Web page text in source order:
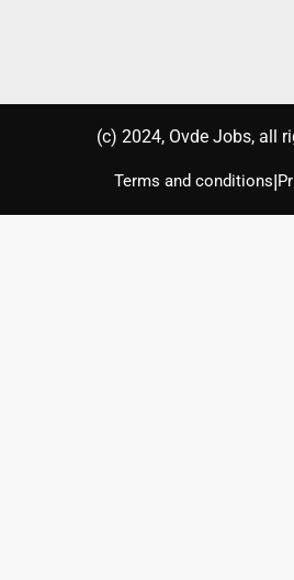
(с) 2024, Ovde Jobs, all
Terms and conditions|